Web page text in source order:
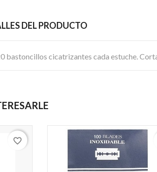
DEL PRODUCTO
bastoncillos cicatrizantes cada estuche.
favorite_border